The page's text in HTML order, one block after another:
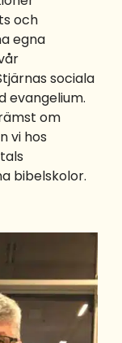
och
egna
sociala
evangelium.
om
vi hos
bibelskolor.